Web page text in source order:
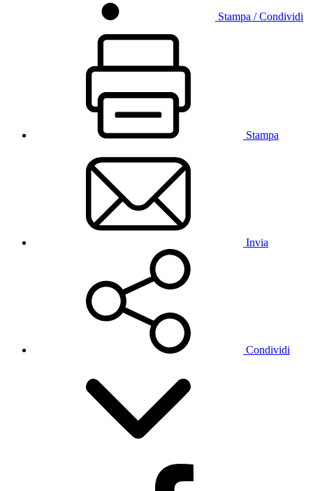
Stampa / Condividi
Stampa
Invia
Condividi